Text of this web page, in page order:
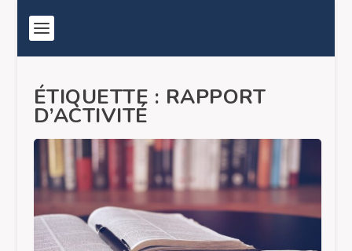
ÉTIQUETTE : RAPPORT
D’ACTIVITÉ